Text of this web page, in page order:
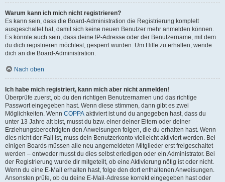
Warum kann ich mich nicht registrieren?
Es kann sein, dass die Board-Administration die Registrierung komplett
ausgeschaltet hat, damit sich keine neuen Benutzer mehr anmelden können.
Es könnte auch sein, dass deine IP-Adresse oder der Benutzername, mit dem
du dich registrieren möchtest, gesperrt wurden. Um Hilfe zu erhalten, wende
dich an die Board-Administration.
Nach oben
Ich habe mich registriert, kann mich aber nicht anmelden!
Überprüfe zuerst, ob du den richtigen Benutzernamen und das richtige
Passwort eingegeben hast. Wenn diese stimmen, dann gibt es zwei
Möglichkeiten. Wenn COPPA aktiviert ist und du angegeben hast, dass du
unter 13 Jahre alt bist, musst du bzw. einer deiner Eltern oder deiner
Erziehungsberechtigten den Anweisungen folgen, die du erhalten hast. Wenn
dies nicht der Fall ist, muss dein Benutzerkonto vielleicht aktiviert werden. Bei
einigen Boards müssen alle neu angemeldeten Mitglieder erst freigeschaltet
werden – entweder musst du dies selbst erledigen oder ein Administrator. Bei
der Registrierung wurde dir mitgeteilt, ob eine Aktivierung nötig ist oder nicht.
Wenn du eine E-Mail erhalten hast, folge den dort enthaltenen Anweisungen.
Ansonsten prüfe, ob du deine E-Mail-Adresse korrekt eingegeben hast oder